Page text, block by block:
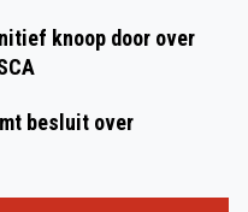
knoop door over
besluit over